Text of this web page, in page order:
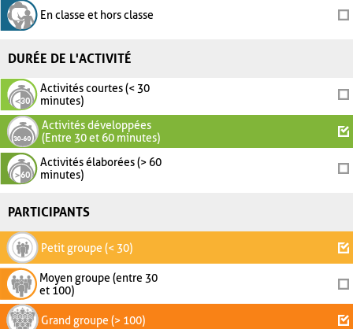
En classe et hors classe
DURÉE DE L'ACTIVITÉ
Activités courtes (< 30
minutes)
Activités développées
(Entre 30 et 60 minutes)
Activités élaborées (> 60
minutes)
PARTICIPANTS
Petit groupe (< 30)
Moyen groupe (entre 30
et 100)
Grand groupe (> 100)